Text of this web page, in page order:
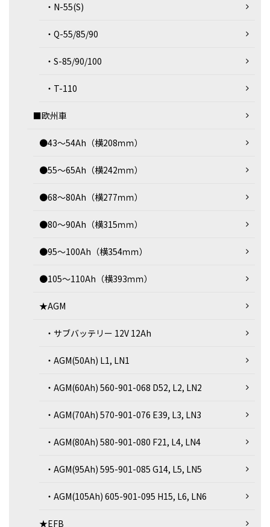
・N-55(S)
・Q-55/85/90
・S-85/90/100
・T-110
■欧州車
●43～54Ah（横208ｍｍ）
●55～65Ah（横242ｍｍ）
●68～80Ah（横277ｍｍ）
●80～90Ah（横315ｍｍ）
●95～100Ah（横354ｍｍ）
●105～110Ah（横393ｍｍ）
★AGM
・サブバッテリー 12V 12Ah
・AGM(50Ah) L1, LN1
・AGM(60Ah) 560-901-068 D52, L2, LN2
・AGM(70Ah) 570-901-076 E39, L3, LN3
・AGM(80Ah) 580-901-080 F21, L4, LN4
・AGM(95Ah) 595-901-085 G14, L5, LN5
・AGM(105Ah) 605-901-095 H15, L6, LN6
★EFB